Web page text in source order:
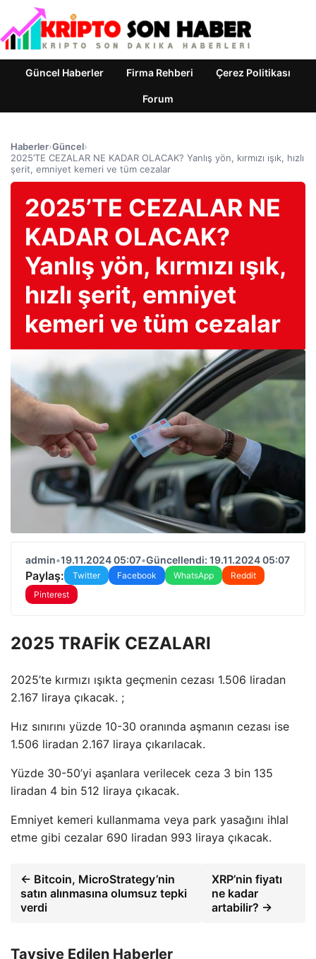
Güncel Haberler Firma Rehberi Çerez Politikası
Forum
Haberler›Güncel›
2025’TE CEZALAR NE KADAR OLACAK? Yanlış yön, kırmızı ışık, hızlı
şerit, emniyet kemeri ve tüm cezalar
2025’TE CEZALAR NE
KADAR OLACAK?
Yanlış yön, kırmızı ışık,
hızlı şerit, emniyet
kemeri ve tüm cezalar
admin•19.11.2024 05:07•Güncellendi: 19.11.2024 05:07
Paylaş: Twitter Facebook WhatsApp
Reddit
Pinterest
2025 TRAFİK CEZALARI
2025’te kırmızı ışıkta geçmenin cezası 1.506 liradan
2.167 liraya çıkacak. ;
Hız sınırını yüzde 10-30 oranında aşmanın cezası ise
1.506 liradan 2.167 liraya çıkarılacak.
Yüzde 30-50’yi aşanlara verilecek ceza 3 bin 135
liradan 4 bin 512 liraya çıkacak.
Emniyet kemeri kullanmama veya park yasağını ihlal
etme gibi cezalar 690 liradan 993 liraya çıkacak.
← Bitcoin, MicroStrategy’nin
satın alınmasına olumsuz tepki
verdi
XRP’nin fiyatı
ne kadar
artabilir? →
Tavsiye Edilen Haberler